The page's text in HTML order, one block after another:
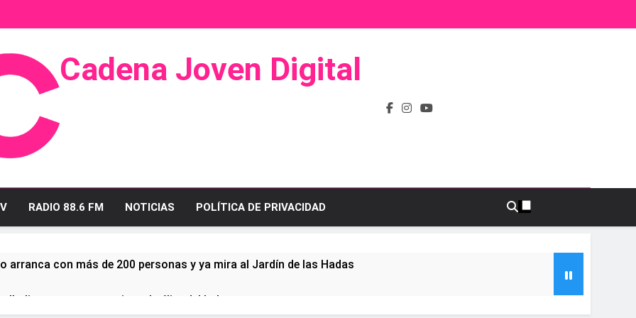
Cadena Joven Digital
Radio Y Televisión
RADIO 88.6 FM NOTICIAS POLÍTICA DE PRIVACIDAD
arranca con más de 200 personas y ya mira al Jardín de las Hadas
linense tras conquistar la élite del baloncesto